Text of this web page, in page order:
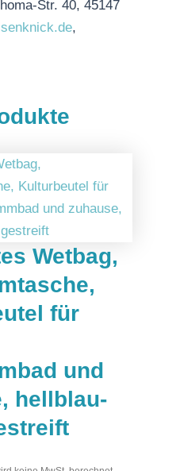
Str. 40, 45147
,
Wetbag,
für
und
hellblau-